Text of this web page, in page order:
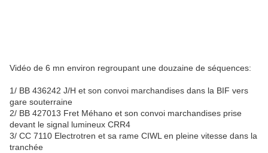
Vidéo de 6 mn environ regroupant une douzaine de séquences:
1/ BB 436242 J/H et son convoi marchandises dans la BIF vers
gare souterraine
2/ BB 427013 Fret Méhano et son convoi marchandises prise
devant le signal lumineux CRR4
3/ CC 7110 Electrotren et sa rame CIWL en pleine vitesse dans la
tranchée